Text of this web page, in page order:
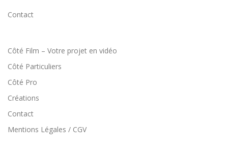
Contact
Côté Film – Votre projet en vidéo
Côté Particuliers
Côté Pro
Créations
Contact
Mentions Légales / CGV